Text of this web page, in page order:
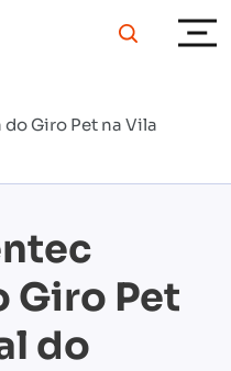
Giro Pet na Vila
Giro Pet
do